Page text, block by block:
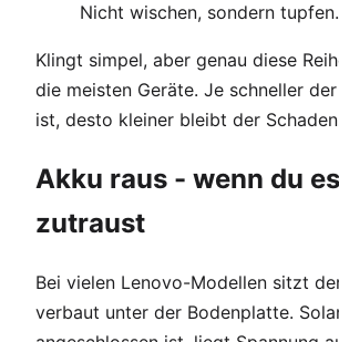
Nicht wischen, sondern tupfen.
Klingt simpel, aber genau diese
die meisten Geräte. Je schneller
ist, desto kleiner bleibt der
Akku raus - wenn du
zutraust
Bei vielen Lenovo-Modellen sitzt
verbaut unter der Bodenplatte.